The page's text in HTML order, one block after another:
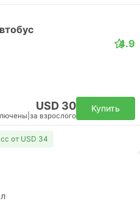
4.9
USD 30
за взрослого
Купить
от USD 34